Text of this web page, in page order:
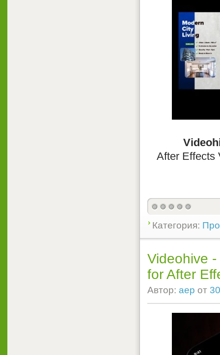
After Effects
Категория:
Videohive
for After
Автор: aep от